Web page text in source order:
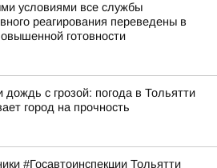
условиями все службы
реагирования переведены в
готовности
дождь с грозой: погода в Тольятти
город на прочность
#Госавтоинспекции Тольятти